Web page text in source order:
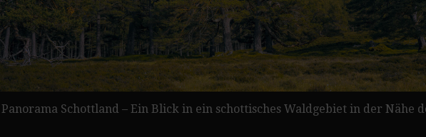
Schottland – Ein Blick in ein schottisches Waldgebiet in der Nähe